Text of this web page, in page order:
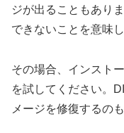
ジが出ることもあり
できないことを意味し
その場合、インスト
を試してください。
メージを修復するの